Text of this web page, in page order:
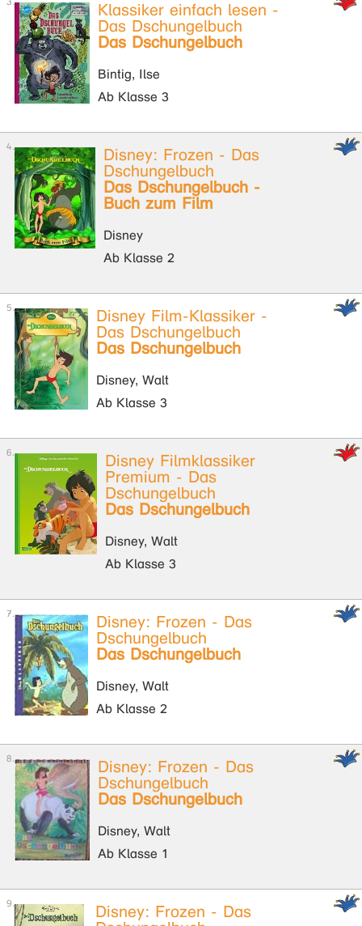
Klassiker einfach lesen -
Das Dschungelbuch
Das Dschungelbuch
Bintig, Ilse
Ab Klasse 3
Disney: Frozen - Das
Dschungelbuch
Das Dschungelbuch -
Buch zum Film
Disney
Ab Klasse 2
Disney Film-Klassiker -
Das Dschungelbuch
Das Dschungelbuch
Disney, Walt
Ab Klasse 3
Disney Filmklassiker
Premium - Das
Dschungelbuch
Das Dschungelbuch
Disney, Walt
Ab Klasse 3
Disney: Frozen - Das
Dschungelbuch
Das Dschungelbuch
Disney, Walt
Ab Klasse 2
Disney: Frozen - Das
Dschungelbuch
Das Dschungelbuch
Disney, Walt
Ab Klasse 1
Disney: Frozen - Das